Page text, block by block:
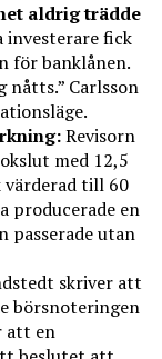
aldrig trädde
investerare fick
för banklånen.
nåtts.” Carlsson
Revisorn
med 12,5
värderad till 60
producerade en
passerade utan
skriver att
börsnoteringen
att en